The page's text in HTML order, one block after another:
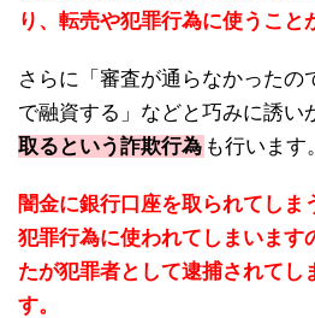
り、転売や犯罪行為に使うこと
さらに「審査が通らなかったの
で融資する」などと巧みに誘い
取るという詐欺行為 も行います。
闇金に銀行口座を取られてしま
犯罪行為に使われてしまいます
たが犯罪者として逮捕されてし
す。